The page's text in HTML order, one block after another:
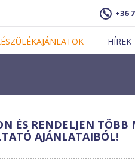
+36
HÍREK
ÉS RENDELJEN
AJÁNLATAIBÓL!